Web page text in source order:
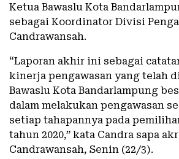
Ketua Bawaslu Kota
sebagai Koordinator Divisi
Candrawansah.
“Laporan akhir ini sebagai
kinerja pengawasan yang telah
Bawaslu Kota Bandarlampung
dalam melakukan pengawasan
setiap tahapannya pada
tahun 2020,” kata Candra sapa
Candrawansah, Senin (22/3).